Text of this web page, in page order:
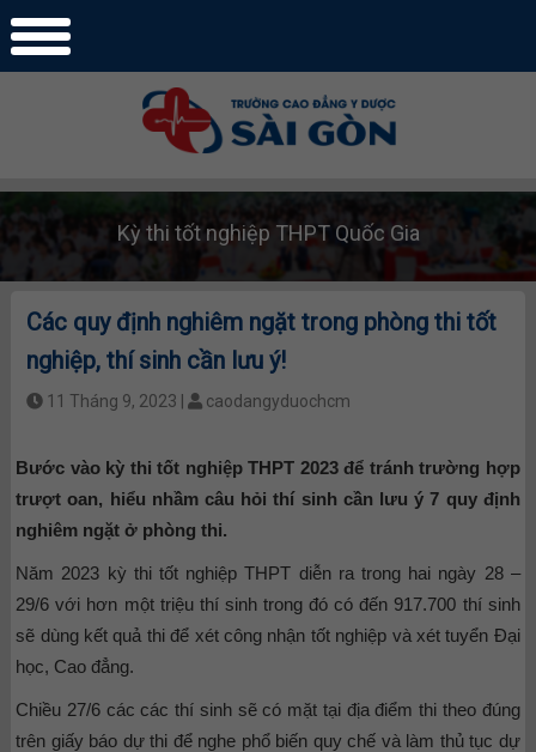
Kỳ thi tốt nghiệp THPT Quốc Gia
Các quy định nghiêm ngặt trong phòng thi tốt
nghiệp, thí sinh cần lưu ý!
11 Tháng 9, 2023 | caodangyduochcm
Bước vào kỳ thi tốt nghiệp THPT 2023 để tránh trường hợp
trượt oan, hiểu nhầm câu hỏi thí sinh cần lưu ý 7 quy định
nghiêm ngặt ở phòng thi.
Năm 2023 kỳ thi tốt nghiệp THPT diễn ra trong hai ngày 28 –
29/6 với hơn một triệu thí sinh trong đó có đến 917.700 thí sinh
sẽ dùng kết quả thi để xét công nhận tốt nghiệp và xét tuyển Đại
học, Cao đẳng.
Chiều 27/6 các các thí sinh sẽ có mặt tại địa điểm thi theo đúng
trên giấy báo dự thi để nghe phổ biến quy chế và làm thủ tục dự